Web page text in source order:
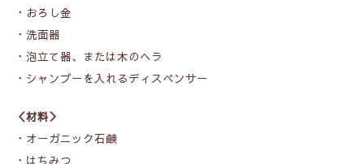
・おろし金
・洗面器
・泡立て器、または木のヘラ
・シャンプーを入れるディスペンサー
＜材料＞
・オーガニック石鹸
・はちみつ